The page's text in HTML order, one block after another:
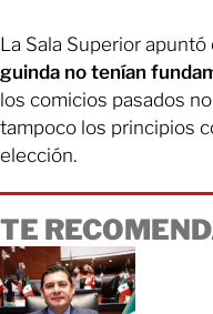
La Sala Superior apuntó
guinda no tenían
los comicios pasados
tampoco los principios
elección.
TE